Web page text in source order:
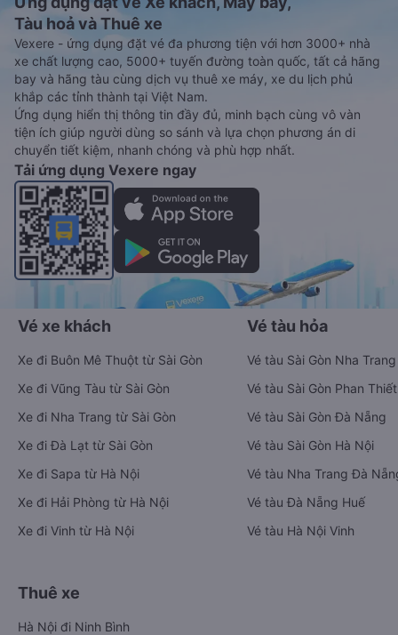
Tàu hoả và Thuê xe
Vexere - ứng dụng đặt vé đa phương tiện với hơn 3000+ nhà
xe chất lượng cao, 5000+ tuyến đường toàn quốc, tất cả hãng
bay và hãng tàu cùng dịch vụ thuê xe máy, xe du lịch phủ
khắp các tỉnh thành tại Việt Nam.
Ứng dụng hiển thị thông tin đầy đủ, minh bạch cùng vô vàn
tiện ích giúp người dùng so sánh và lựa chọn phương án di
chuyển tiết kiệm, nhanh chóng và phù hợp nhất.
Tải ứng dụng Vexere ngay
Vé xe khách
Xe đi Buôn Mê Thuột từ Sài Gòn
Xe đi Vũng Tàu từ Sài Gòn
Xe đi Nha Trang từ Sài Gòn
Xe đi Đà Lạt từ Sài Gòn
Xe đi Sapa từ Hà Nội
Xe đi Hải Phòng từ Hà Nội
Xe đi Vinh từ Hà Nội
Vé tàu hỏa
Vé tàu Sài Gòn Nha Trang
Vé tàu Sài Gòn Phan Thiết
Vé tàu Sài Gòn Đà Nẵng
Vé tàu Sài Gòn Hà Nội
Vé tàu Nha Trang Đà
Vé tàu Đà Nẵng Huế
Vé tàu Hà Nội Vinh
Thuê xe
Hà Nội đi Ninh Bình